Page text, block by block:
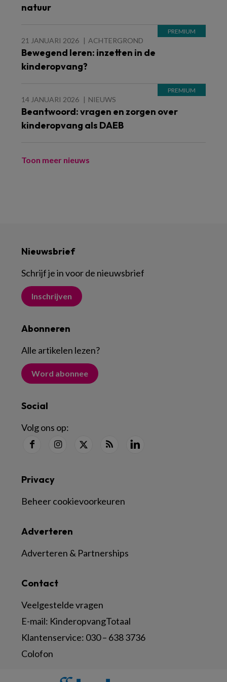
natuur
21 JANUARI 2026 ACHTERGROND
Bewegend leren: inzetten in de
kinderopvang?
14 JANUARI 2026 NIEUWS
Beantwoord: vragen en zorgen over
kinderopvang als DAEB
Toon meer nieuws
Nieuwsbrief
Schrijf je in voor de nieuwsbrief
Inschrijven
Abonneren
Alle artikelen lezen?
Word abonnee
Social
Volg ons op:
Contact
Veelgestelde vragen
E-mail: KinderopvangTotaal
Klantenservice: 030 – 638 3736
Colofon
Adverteren
Adverteren & Partnerships
Privacy
Beheer cookievoorkeuren